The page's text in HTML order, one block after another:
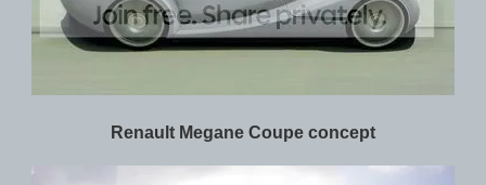
Renault Megane Coupe concept